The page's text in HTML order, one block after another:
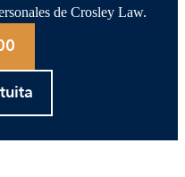
de Crosley Law.